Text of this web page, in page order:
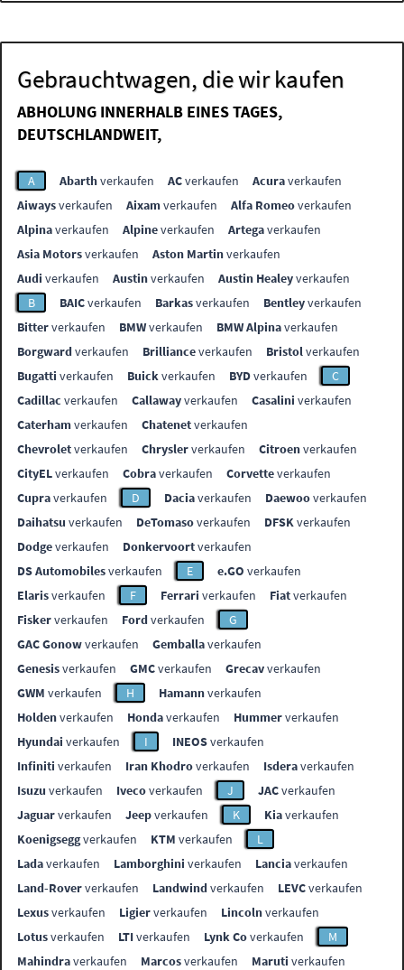
Gebrauchtwagen, die wir kaufen
ABHOLUNG INNERHALB EINES TAGES,
DEUTSCHLANDWEIT,
A Abarthverkaufen ACverkaufen Acuraverkaufen
Aiwaysverkaufen Aixamverkaufen Alfa Romeoverkaufen
Alpinaverkaufen Alpineverkaufen Artegaverkaufen
Asia Motorsverkaufen Aston Martinverkaufen
Audi verkaufen Austinverkaufen Austin Healeyverkaufen
B
BAICverkaufen Barkasverkaufen Bentleyverkaufen
Bitterverkaufen BMWverkaufen BMW Alpinaverkaufen
Borgwardverkaufen Brillianceverkaufen Bristolverkaufen
Bugatti verkaufen Buickverkaufen BYDverkaufen
C
Cadillac verkaufen Callawayverkaufen Casalini verkaufen
Caterhamverkaufen Chatenetverkaufen
Chevroletverkaufen Chryslerverkaufen Citroenverkaufen
CityELverkaufen Cobraverkaufen Corvetteverkaufen
Cupraverkaufen D Daciaverkaufen Daewooverkaufen
Daihatsu verkaufen DeTomasoverkaufen DFSKverkaufen
Dodgeverkaufen Donkervoortverkaufen
DS Automobilesverkaufen E e.GO verkaufen
Elarisverkaufen F Ferrari verkaufen Fiatverkaufen
Fiskerverkaufen Fordverkaufen
G
GAC Gonowverkaufen Gemballaverkaufen
Genesisverkaufen GMCverkaufen Grecavverkaufen
GWM verkaufen H Hamannverkaufen
Holdenverkaufen Hondaverkaufen Hummerverkaufen
Hyundai verkaufen I INEOSverkaufen
Infiniti verkaufen Iran Khodroverkaufen Isderaverkaufen
Isuzu verkaufen Ivecoverkaufen J JACverkaufen
Jaguarverkaufen Jeepverkaufen K Kiaverkaufen
Koenigseggverkaufen KTM verkaufen
L
Ladaverkaufen Lamborghini verkaufen Lanciaverkaufen
Land-Roververkaufen Landwindverkaufen LEVCverkaufen
Lexusverkaufen Ligierverkaufen Lincolnverkaufen
Lotusverkaufen LTIverkaufen Lynk Coverkaufen
M
Mahindraverkaufen Marcosverkaufen Maruti verkaufen